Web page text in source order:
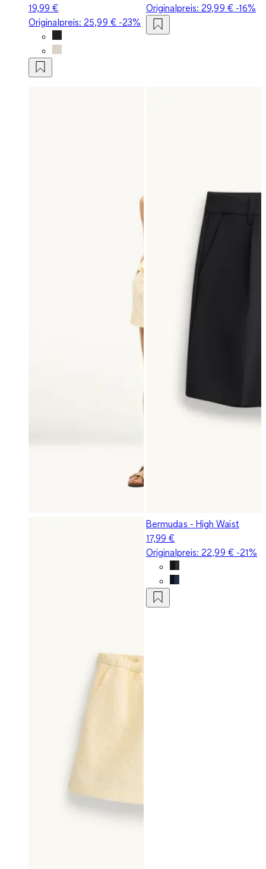
19,99 €
Originalpreis: 25,99 €-23%
Originalpreis: 29,99 €-16%
Bermudas - High Waist
17,99 €
Originalpreis: 22,99 €-21%